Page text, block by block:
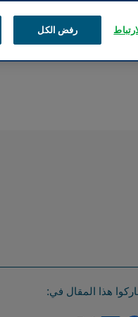
هذا المقال في:
رفض الكل